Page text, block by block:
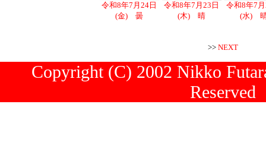
令和8年7月24日
(金) 曇
令和8年7月23日
(木) 晴
令和8年7
(水)
>> NEXT
Copyright (C) 2002 Nikko
Reserved